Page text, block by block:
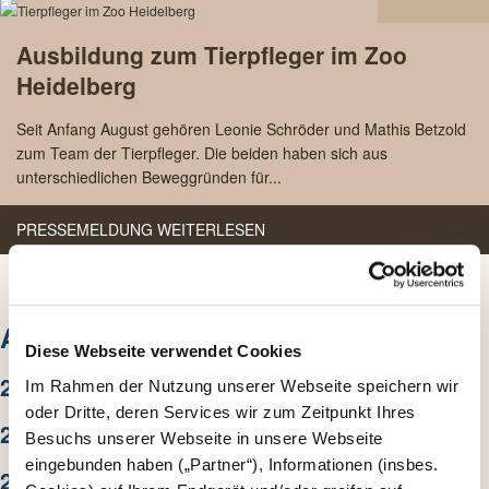
Diese Webseite verwendet Cookies
Im Rahmen der Nutzung unserer Webseite speichern wir
oder Dritte, deren Services wir zum Zeitpunkt Ihres
Besuchs unserer Webseite in unsere Webseite
eingebunden haben („Partner“), Informationen (insbes.
Ausbildung zum Tierpfleger im Zoo
Heidelberg
Seit Anfang August gehören Leonie Schröder und Mathis Betzold
zum Team der Tierpfleger. Die beiden haben sich aus
unterschiedlichen Beweggründen für...
PRESSEMELDUNG WEITERLESEN
ARCHIV
2026
2025
2024